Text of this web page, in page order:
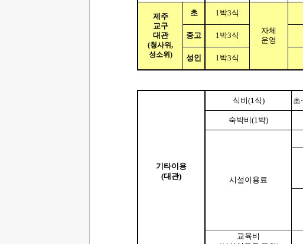
제주
교구
대관
(청사위 ,
성소위 )
초 1박3식
자체
운영
중고 1박3식
성인 1박3식
기타이용
(대관)
식비(1식) 초⋅
숙박비(1박)
시설이용료
교육비